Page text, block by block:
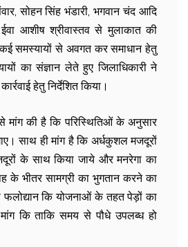
सोहन सिंह भंडारी, भगवान चंद आदि
ईवा आशीष श्रीवास्तव से मुलाकात की
कई समस्यायों से अवगत कर समाधान हेतु
का संज्ञान लेते हुए जिलाधिकारी ने
हेतु निर्देशित किया।
मांग की है कि परिस्थितिओं के अनुसार
साथ ही मांग है कि अर्धकुशल मजदूरों
के साथ किया जाये और मनरेगा का
के भीतर सामग्री का भुगतान करने का
फलोद्यान कि योजनाओं के तहत पेड़ों का
कि ताकि समय से पौधे उपलब्ध हो